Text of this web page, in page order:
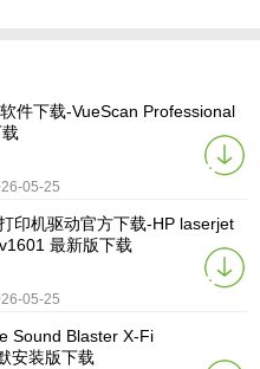
件下载-VueScan Professional
05-25
印机驱动官方下载-HP laserjet
最新版下载
05-25
Sound Blaster X-Fi
安装版下载